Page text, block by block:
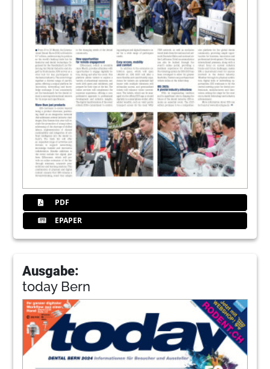
PDF
EPAPER
Ausgabe:
today Bern